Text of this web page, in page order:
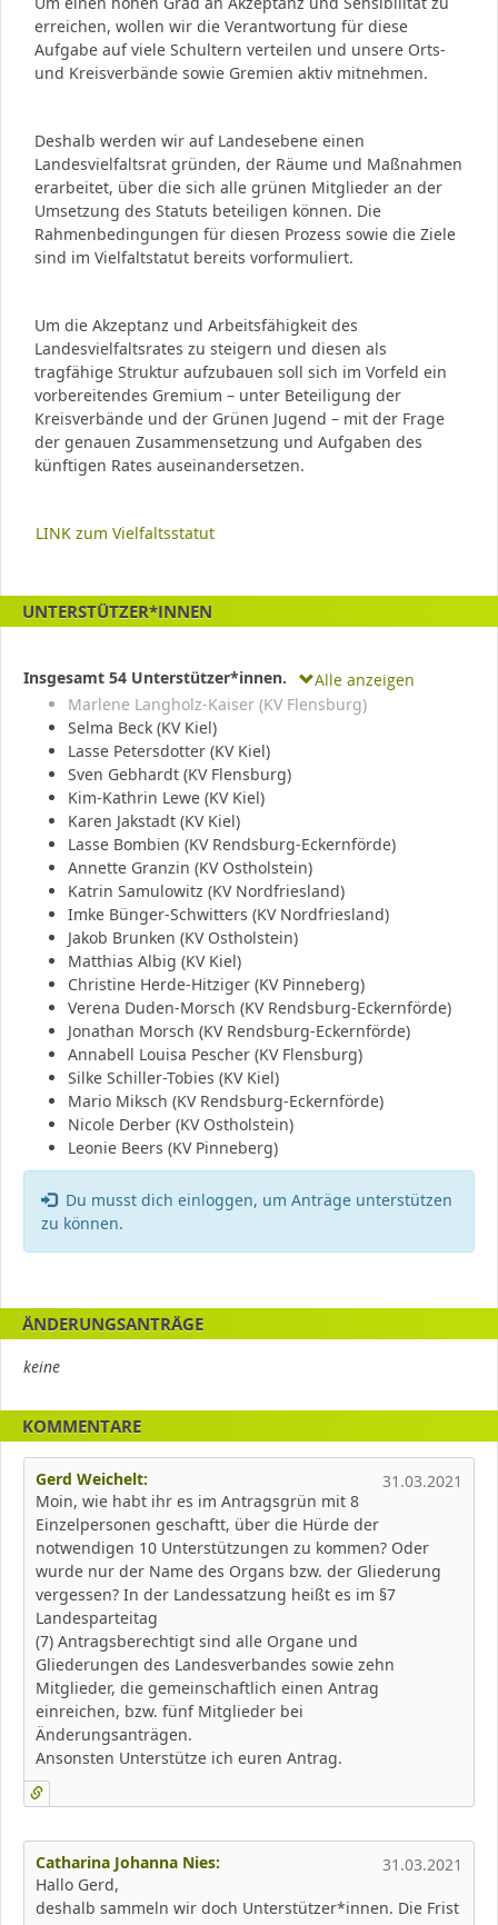
erreichen, wollen wir die Verantwortung für diese
Aufgabe auf viele Schultern verteilen und unsere Orts-
und Kreisverbände sowie Gremien aktiv mitnehmen.
Deshalb werden wir auf Landesebene einen
Landesvielfaltsrat gründen, der Räume und Maßnahmen
erarbeitet, über die sich alle grünen Mitglieder an der
Umsetzung des Statuts beteiligen können. Die
Rahmenbedingungen für diesen Prozess sowie die Ziele
sind im Vielfaltstatut bereits vorformuliert.
Um die Akzeptanz und Arbeitsfähigkeit des
Landesvielfaltsrates zu steigern und diesen als
tragfähige Struktur aufzubauen soll sich im Vorfeld ein
vorbereitendes Gremium – unter Beteiligung der
Kreisverbände und der Grünen Jugend – mit der Frage
der genauen Zusammensetzung und Aufgaben des
künftigen Rates auseinandersetzen.
LINK zum Vielfaltsstatut
UNTERSTÜTZER*INNEN
Insgesamt 54 Unterstützer*innen.
Alle anzeigen
Marlene Langholz-Kaiser (KV Flensburg)
Selma Beck (KV Kiel)
Lasse Petersdotter (KV Kiel)
Sven Gebhardt (KV Flensburg)
Kim-Kathrin Lewe (KV Kiel)
Karen Jakstadt (KV Kiel)
Lasse Bombien (KV Rendsburg-Eckernförde)
Annette Granzin (KV Ostholstein)
Katrin Samulowitz (KV Nordfriesland)
Imke Bünger-Schwitters (KV Nordfriesland)
Jakob Brunken (KV Ostholstein)
Matthias Albig (KV Kiel)
Christine Herde-Hitziger (KV Pinneberg)
Verena Duden-Morsch (KV Rendsburg-Eckernförde)
Jonathan Morsch (KV Rendsburg-Eckernförde)
Annabell Louisa Pescher (KV Flensburg)
Silke Schiller-Tobies (KV Kiel)
Mario Miksch (KV Rendsburg-Eckernförde)
Nicole Derber (KV Ostholstein)
Leonie Beers (KV Pinneberg)
Fehler:
Du musst dich einloggen, um Anträge unterstützen
zu können.
ÄNDERUNGSANTRÄGE
keine
KOMMENTARE
31.03.2021
Gerd Weichelt:
Moin, wie habt ihr es im Antragsgrün mit 8
Einzelpersonen geschaftt, über die Hürde der
notwendigen 10 Unterstützungen zu kommen? Oder
wurde nur der Name des Organs bzw. der Gliederung
vergessen? In der Landessatzung heißt es im §7
Landesparteitag
(7) Antragsberechtigt sind alle Organe und
Gliederungen des Landesverbandes sowie zehn
Mitglieder, die gemeinschaftlich einen Antrag
einreichen, bzw. fünf Mitglieder bei
Änderungsanträgen.
Ansonsten Unterstütze ich euren Antrag.
31.03.2021
Catharina Johanna Nies:
Hallo Gerd,
deshalb sammeln wir doch Unterstützer*innen. Die Frist